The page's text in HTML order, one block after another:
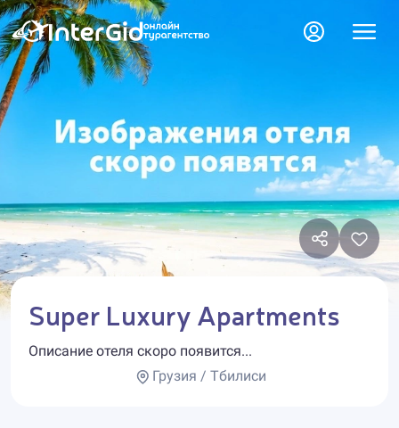
Super Luxury Apartments
Описание отеля скоро появится...
Грузия / Тбилиси